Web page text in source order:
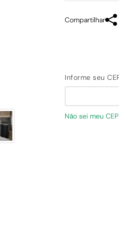
Compartilhar
Não sei meu CEP